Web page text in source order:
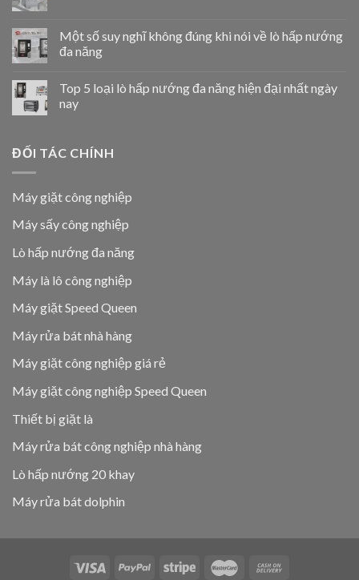
Một số suy nghĩ không đúng khi nói về lò hấp nướng
đa năng
Top 5 loại lò hấp nướng đa năng hiện đại nhất ngày
nay
ĐỐI TÁC CHÍNH
Máy giặt công nghiệp
Máy sấy công nghiệp
Lò hấp nướng đa năng
Máy là lô công nghiệp
Máy giặt Speed Queen
Máy rửa bát nhà hàng
Máy giặt công nghiệp giá rẻ
Máy giặt công nghiệp Speed Queen
Thiết bị giặt là
Máy rửa bát công nghiệp nhà hàng
Lò hấp nướng 20 khay
Máy rửa bát dolphin